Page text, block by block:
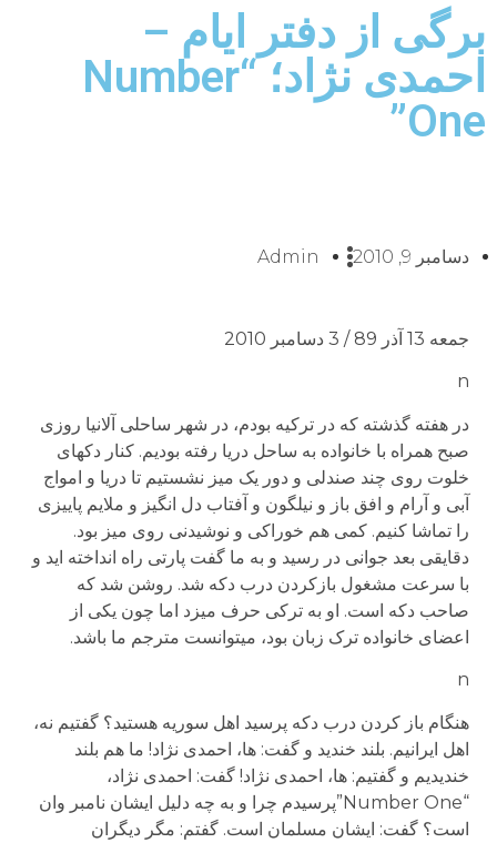
برگی از دفتر ایام –
احمدی نژاد؛ “Number
One”
دسامبر 9, 2010 Admin
جمعه 13 آذر 89 / 3 دسامبر 2010
n
در هفته گذشته که در ترکیه بودم، در شهر ساحلی آلانیا روزی
صبح همراه با خانواده به ساحل دریا رفته بودیم. کنار دکه­ای
خلوت روی چند صندلی و دور یک میز نشستیم تا دریا و امواج
آبی و آرام و افق باز و نیلگون و آفتاب دل انگیز و ملایم پاییزی
را تماشا کنیم. کمی هم خوراکی و نوشیدنی روی میز بود.
دقایقی بعد جوانی در رسید و به ما گفت پارتی راه انداخته اید و
با سرعت مشغول بازکردن درب دکه شد. روشن شد که
صاحب دکه است. او به ترکی حرف می­زد اما چون یکی از
اعضای خانواده ترک زبان بود، می­توانست مترجم ما باشد.
n
هنگام باز کردن درب دکه پرسید اهل سوریه هستید؟ گفتیم نه،
اهل ایرانیم. بلند خندید و گفت: ها، احمدی نژاد! ما هم بلند
خندیدیم و گفتیم: ها، احمدی نژاد! گفت: احمدی نژاد،
“Number One”پرسیدم چرا و به چه دلیل ایشان نامبر وان
است؟ گفت: ایشان مسلمان است. گفتم: مگر دیگران